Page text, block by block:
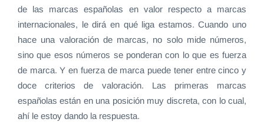
de las marcas españolas en valor respecto a marcas
internacionales, le dirá en qué liga estamos. Cuando uno
hace una valoración de marcas, no solo mide números,
sino que esos números se ponderan con lo que es fuerza
de marca. Y en fuerza de marca puede tener entre cinco y
doce criterios de valoración. Las primeras marcas
españolas están en una posición muy discreta, con lo cual,
ahí le estoy dando la respuesta.